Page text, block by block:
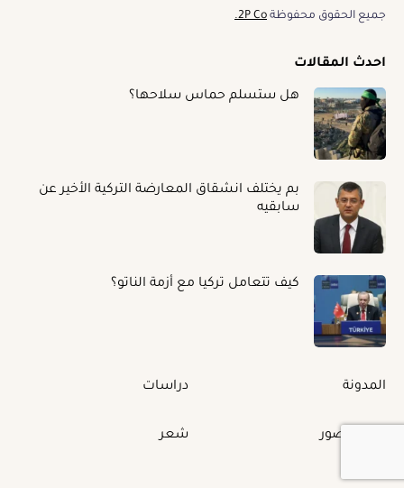
جميع الحقوق محفوظة 2P Co.
احدث المقالات
هل ستسلم حماس سلاحها؟
بم يختلف انشقاق المعارضة التركية الأخير عن
سابقيه
كيف تتعامل تركيا مع أزمة الناتو؟
المدونة دراسات
البوم الصور شعر